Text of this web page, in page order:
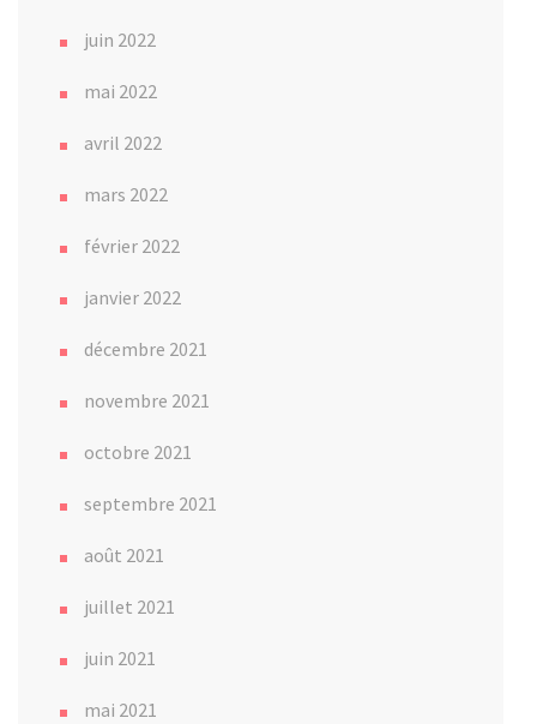
juin 2022
mai 2022
avril 2022
mars 2022
février 2022
janvier 2022
décembre 2021
novembre 2021
octobre 2021
septembre 2021
août 2021
juillet 2021
juin 2021
mai 2021